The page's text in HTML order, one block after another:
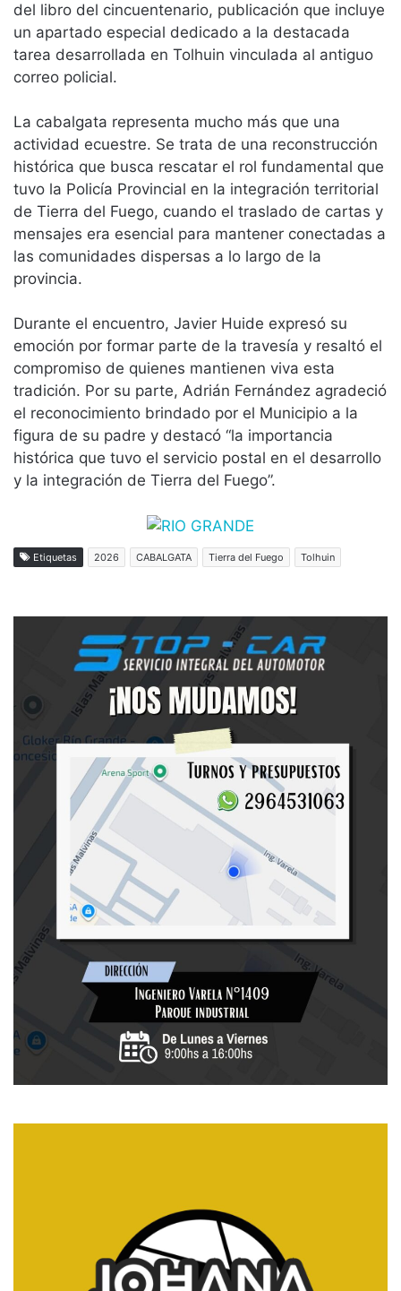
del libro del cincuentenario, publicación que incluye
un apartado especial dedicado a la destacada
tarea desarrollada en Tolhuin vinculada al antiguo
correo policial.
La cabalgata representa mucho más que una
actividad ecuestre. Se trata de una reconstrucción
histórica que busca rescatar el rol fundamental que
tuvo la Policía Provincial en la integración territorial
de Tierra del Fuego, cuando el traslado de cartas y
mensajes era esencial para mantener conectadas a
las comunidades dispersas a lo largo de la
provincia.
Durante el encuentro, Javier Huide expresó su
emoción por formar parte de la travesía y resaltó el
compromiso de quienes mantienen viva esta
tradición. Por su parte, Adrián Fernández agradeció
el reconocimiento brindado por el Municipio a la
figura de su padre y destacó “la importancia
histórica que tuvo el servicio postal en el desarrollo
y la integración de Tierra del Fuego”.
Etiquetas 2026 CABALGATA Tierra del Fuego Tolhuin